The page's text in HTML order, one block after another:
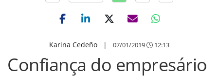
Karina Cedeño| 07/01/2019 12:13
Confiança do empresário